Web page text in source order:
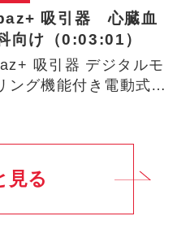
吸引器 心臓血
向け（0:03:01）
吸引器 デジタルモ
ング機能付き電動式低
見る